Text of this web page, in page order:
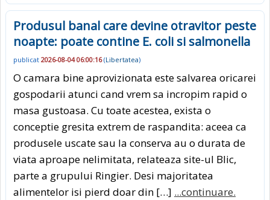
Produsul banal care devine otravitor peste
noapte: poate contine E. coli si salmonella
publicat 2026-08-04 06:00:16(Libertatea)
O camara bine aprovizionata este salvarea oricarei
gospodarii atunci cand vrem sa incropim rapid o
masa gustoasa. Cu toate acestea, exista o
conceptie gresita extrem de raspandita: aceea ca
produsele uscate sau la conserva au o durata de
viata aproape nelimitata, relateaza site-ul Blic,
parte a grupului Ringier. Desi majoritatea
alimentelor isi pierd doar din […] ...continuare.